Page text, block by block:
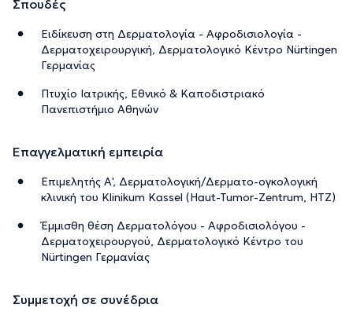
Σπουδές
Ειδίκευση στη Δερματολογία - Αφροδισιολογία -
Δερματοχειρουργική, Δερματολογικό Κέντρο Nürtingen
Γερμανίας
Πτυχίο Ιατρικής, Εθνικό & Καποδιστριακό
Πανεπιστήμιο Αθηνών
Επαγγελματική εμπειρία
Επιμελητής Α', Δερματολογική/Δερματο-ογκολογική
κλινική του Klinikum Kassel (Haut-Tumor-Zentrum, HTZ)
Έμμισθη θέση Δερματολόγου - Αφροδισιολόγου -
Δερματοχειρουργού, Δερματολογικό Κέντρο του
Nürtingen Γερμανίας
Συμμετοχή σε συνέδρια